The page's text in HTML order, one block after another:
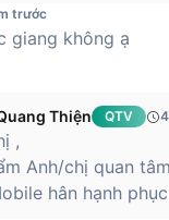
trước
giang không ạ
Thiện QTV
,
Anh/chị quan
hân hạnh